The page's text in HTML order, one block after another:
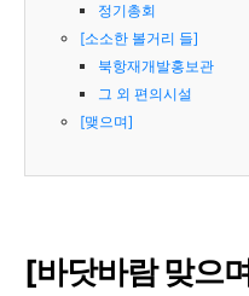
정기총회
[소소한 볼거리 들]
북항재개발홍보관
그 외 편의시설
[맺으며]
[바닷바람 맞으